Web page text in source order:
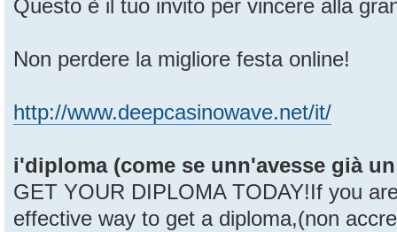
Questo è il tuo invito per vincere alla
Non perdere la migliore festa online!
http://www.deepcasinowave.net/it/
i'diploma (come se unn'avesse già
GET YOUR DIPLOMA TODAY!If you
effective way to get a diploma,(non